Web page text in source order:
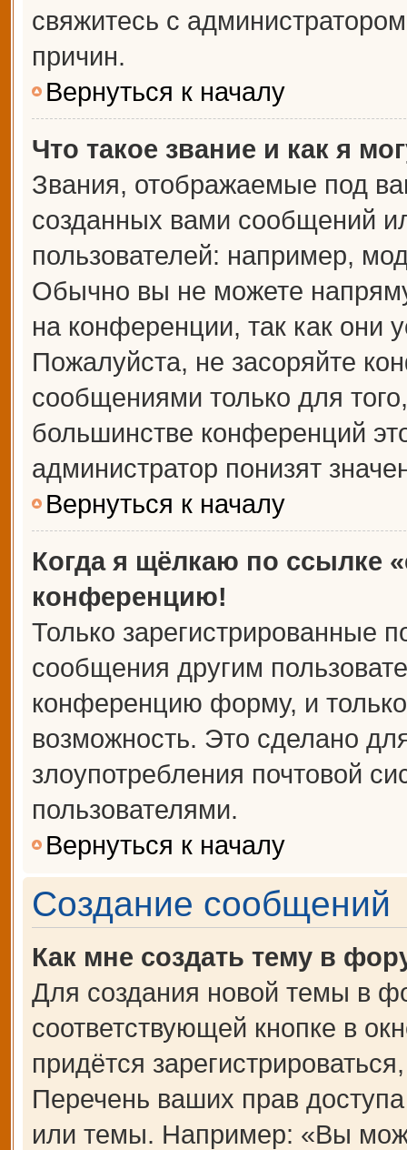
свяжитесь с
причин.
Вернуться к началу
Что такое звание и как я
Звания, отображаемые под
созданных вами сообщений
пользователей: например,
Обычно вы не можете
на конференции, так как они
Пожалуйста, не засоряйте
сообщениями только для
большинстве конференций
администратор понизят
Вернуться к началу
Когда я щёлкаю по ссылке
конференцию!
Только зарегистрированные
сообщения другим
конференцию форму, и
возможность. Это сделано
злоупотребления почтовой
пользователями.
Вернуться к началу
Создание сообщений
Как мне создать тему в
Для создания новой темы в
соответствующей кнопке в
придётся
Перечень ваших прав
или темы. Например: «Вы